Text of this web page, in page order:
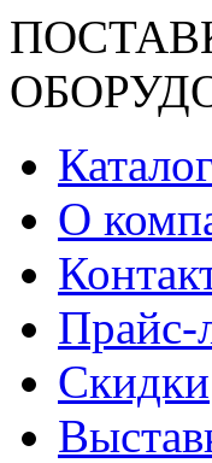
Каталог
О
Прайс-
Скидки